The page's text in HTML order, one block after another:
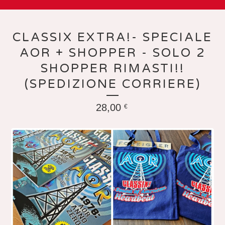
CLASSIX EXTRA!- SPECIALE
AOR + SHOPPER - SOLO 2
SHOPPER RIMASTI!!
(SPEDIZIONE CORRIERE)
28,00 €